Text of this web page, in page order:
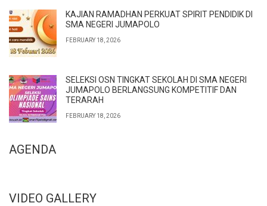
KAJIAN RAMADHAN PERKUAT SPIRIT PENDIDIK DI
SMA NEGERI JUMAPOLO
FEBRUARY 18, 2026
SELEKSI OSN TINGKAT SEKOLAH DI SMA NEGERI
JUMAPOLO BERLANGSUNG KOMPETITIF DAN
TERARAH
FEBRUARY 18, 2026
AGENDA
VIDEO GALLERY